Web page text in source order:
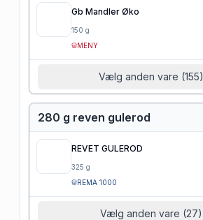
Gb Mandler Øko
150 g
MENY
Vælg anden vare (155)
280 g reven gulerod
REVET GULEROD
325 g
REMA 1000
Vælg anden vare (27)